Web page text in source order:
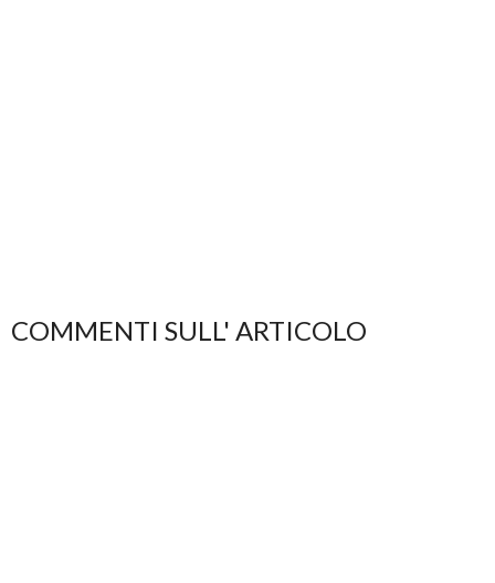
COMMENTI SULL' ARTICOLO